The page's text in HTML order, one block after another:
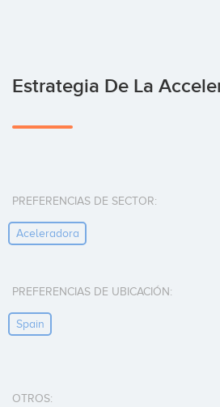
Estrategia De La
PREFERENCIAS DE SECTOR:
Aceleradora
PREFERENCIAS DE UBICACIÓN:
Spain
OTROS: